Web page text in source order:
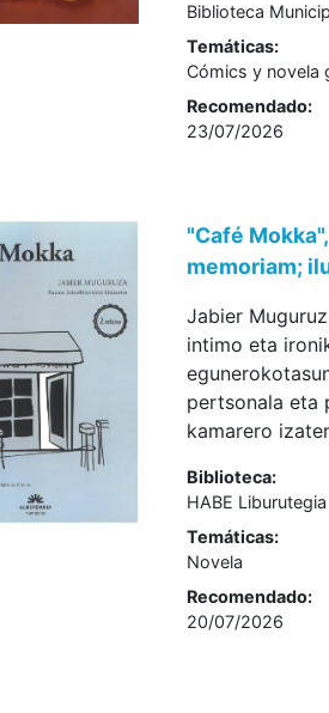
Biblioteca
Temáticas:
Cómics y novela
Recomendado:
23/07/2026
"Café
memoriam;
Jabier
intimo eta
pertsonala eta
kamarero
Biblioteca:
HABE Liburutegia
Temáticas:
Novela
Recomendado:
20/07/2026